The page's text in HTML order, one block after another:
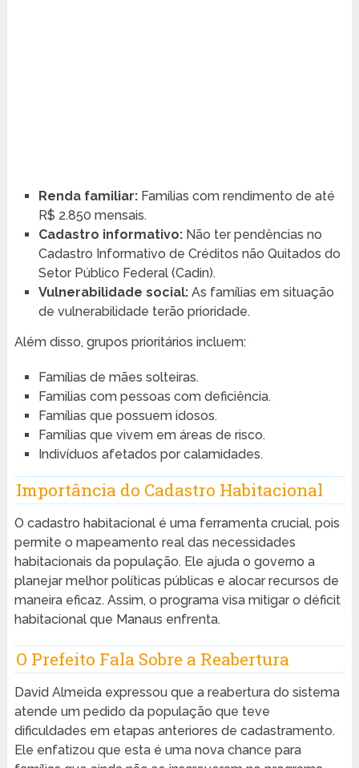
Renda familiar:Famílias com rendimento de até
R$ 2.850 mensais.
Cadastro informativo:Não ter pendências no
Cadastro Informativo de Créditos não Quitados do
Setor Público Federal (Cadin).
Vulnerabilidade social:As famílias em situação
de vulnerabilidade terão prioridade.
Além disso, grupos prioritários incluem:
Famílias de mães solteiras.
Familias com pessoas com deficiência.
Famílias que possuem idosos.
Famílias que vivem em áreas de risco.
Indivíduos afetados por calamidades.
Importância do Cadastro Habitacional
O cadastro habitacional é uma ferramenta crucial, pois
permite o mapeamento real das necessidades
habitacionais da população. Ele ajuda o governo a
planejar melhor políticas públicas e alocar recursos de
maneira eficaz. Assim, o programa visa mitigar o déficit
habitacional que Manaus enfrenta.
O Prefeito Fala Sobre a Reabertura
David Almeida expressou que a reabertura do sistema
atende um pedido da população que teve
dificuldades em etapas anteriores de cadastramento.
Ele enfatizou que esta é uma nova chance para